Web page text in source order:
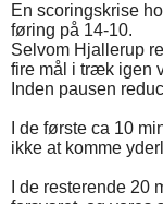
En scoringskrise
føring på 14-10.
Selvom Hjallerup
fire mål i træk igen
Inden pausen
I de første ca 10
ikke at komme
I de resterende 20